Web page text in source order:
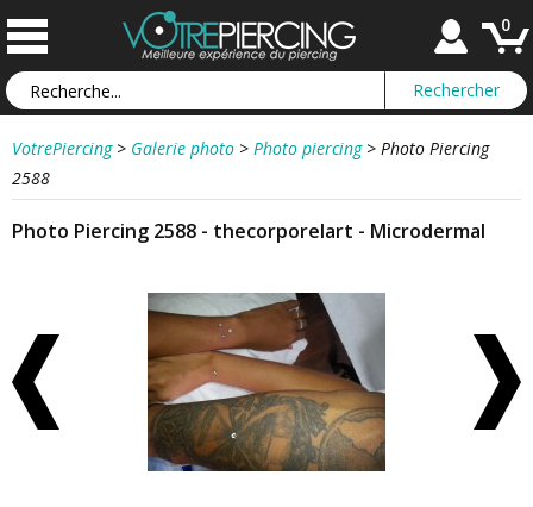
0
VotrePiercing > Galerie photo > Photo piercing > Photo Piercing
2588
Photo Piercing 2588 - thecorporelart - Microdermal